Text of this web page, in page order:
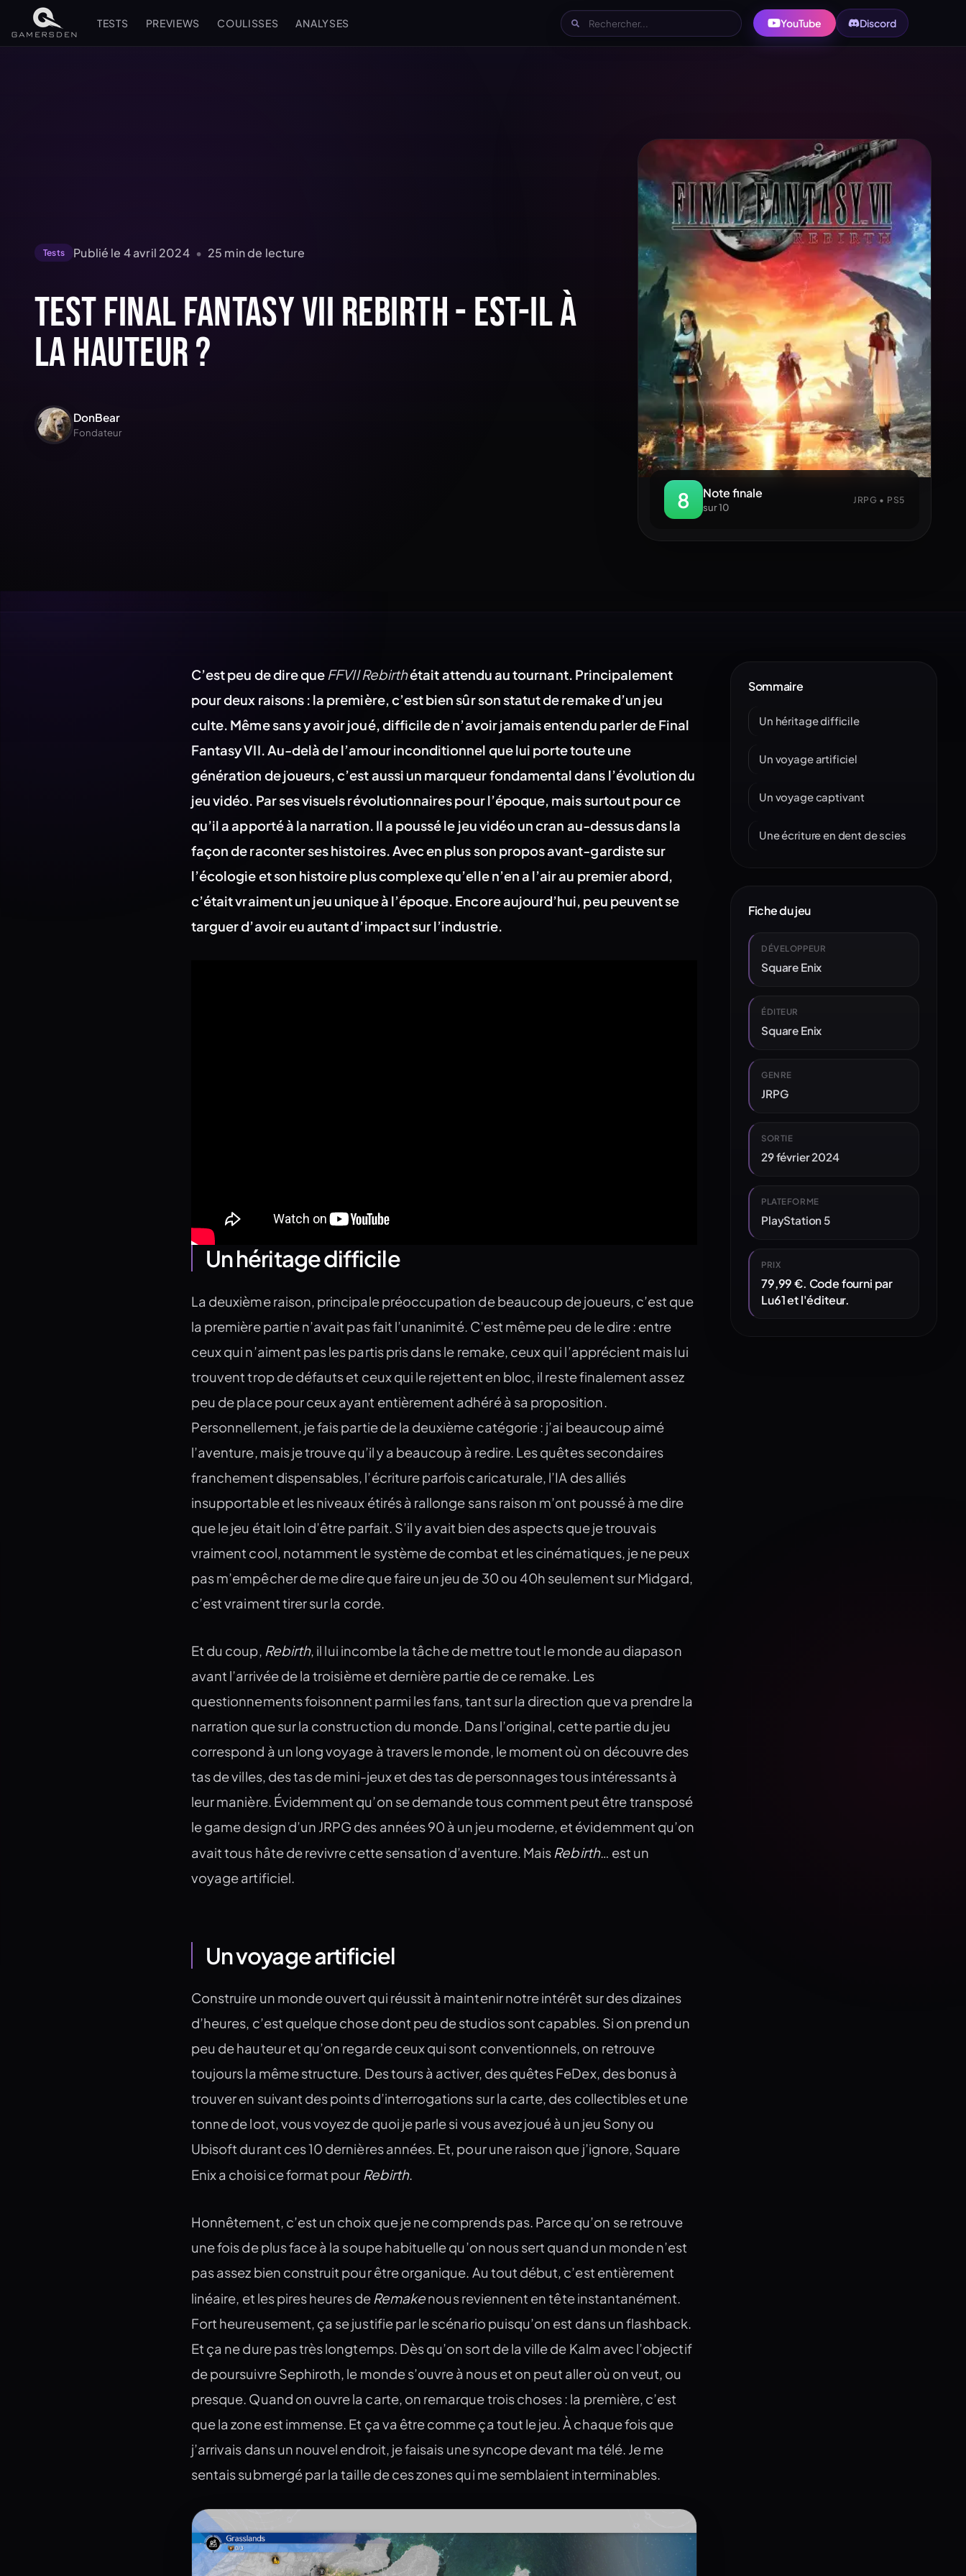
TESTS PREVIEWS COULISSES ANALYSES YouTube Discord
Tests Publié le 4 avril 2024 • 25 min de lecture
Test Final Fantasy VII Rebirth - est-il à
la hauteur ?
DonBear
Fondateur
8 Note finale
sur 10
JRPG • PS5
C’est peu de dire que FFVII Rebirthétait attendu au tournant. Principalement
pour deux raisons : la première, c’est bien sûr son statut de remake d’un jeu
culte. Même sans y avoir joué, difficile de n’avoir jamais entendu parler de Final
Fantasy VII. Au-delà de l’amour inconditionnel que lui porte toute une
génération de joueurs, c’est aussi un marqueur fondamental dans l’évolution du
jeu vidéo. Par ses visuels révolutionnaires pour l’époque, mais surtout pour ce
qu’il a apporté à la narration. Il a poussé le jeu vidéo un cran au-dessus dans la
façon de raconter ses histoires. Avec en plus son propos avant-gardiste sur
l’écologie et son histoire plus complexe qu’elle n’en a l’air au premier abord,
c’était vraiment un jeu unique à l’époque. Encore aujourd’hui, peu peuvent se
targuer d’avoir eu autant d’impact sur l’industrie.
Un héritage difficile
La deuxième raison, principale préoccupation de beaucoup de joueurs, c’est que
la première partie n’avait pas fait l’unanimité. C’est même peu de le dire : entre
ceux qui n’aiment pas les partis pris dans le remake, ceux qui l’apprécient mais lui
trouvent trop de défauts et ceux qui le rejettent en bloc, il reste finalement assez
peu de place pour ceux ayant entièrement adhéré à sa proposition.
Personnellement, je fais partie de la deuxième catégorie : j’ai beaucoup aimé
l’aventure, mais je trouve qu’il y a beaucoup à redire. Les quêtes secondaires
franchement dispensables, l’écriture parfois caricaturale, l’IA des alliés
insupportable et les niveaux étirés à rallonge sans raison m’ont poussé à me dire
que le jeu était loin d’être parfait. S’il y avait bien des aspects que je trouvais
vraiment cool, notamment le système de combat et les cinématiques, je ne peux
pas m’empêcher de me dire que faire un jeu de 30 ou 40h seulement sur Midgard,
c’est vraiment tirer sur la corde.
Et du coup, Rebirth, il lui incombe la tâche de mettre tout le monde au diapason
avant l’arrivée de la troisième et dernière partie de ce remake. Les
questionnements foisonnent parmi les fans, tant sur la direction que va prendre la
narration que sur la construction du monde. Dans l’original, cette partie du jeu
correspond à un long voyage à travers le monde, le moment où on découvre des
tas de villes, des tas de mini-jeux et des tas de personnages tous intéressants à
leur manière. Évidemment qu’on se demande tous comment peut être transposé
le game design d’un JRPG des années 90 à un jeu moderne, et évidemment qu’on
avait tous hâte de revivre cette sensation d’aventure. Mais Rebirth… est un
voyage artificiel.
Un voyage artificiel
Construire un monde ouvert qui réussit à maintenir notre intérêt sur des dizaines
d’heures, c’est quelque chose dont peu de studios sont capables. Si on prend un
peu de hauteur et qu’on regarde ceux qui sont conventionnels, on retrouve
toujours la même structure. Des tours à activer, des quêtes FeDex, des bonus à
trouver en suivant des points d’interrogations sur la carte, des collectibles et une
tonne de loot, vous voyez de quoi je parle si vous avez joué à un jeu Sony ou
Ubisoft durant ces 10 dernières années. Et, pour une raison que j’ignore, Square
Enix a choisi ce format pour Rebirth.
Honnêtement, c’est un choix que je ne comprends pas. Parce qu’on se retrouve
une fois de plus face à la soupe habituelle qu’on nous sert quand un monde n’est
pas assez bien construit pour être organique. Au tout début, c’est entièrement
linéaire, et les pires heures de Remakenous reviennent en tête instantanément.
Fort heureusement, ça se justifie par le scénario puisqu’on est dans un flashback.
Et ça ne dure pas très longtemps. Dès qu’on sort de la ville de Kalm avec l’objectif
de poursuivre Sephiroth, le monde s’ouvre à nous et on peut aller où on veut, ou
presque. Quand on ouvre la carte, on remarque trois choses : la première, c’est
que la zone est immense. Et ça va être comme ça tout le jeu. À chaque fois que
j’arrivais dans un nouvel endroit, je faisais une syncope devant ma télé. Je me
sentais submergé par la taille de ces zones qui me semblaient interminables.
Sommaire
Un héritage difficile
Un voyage artificiel
Un voyage captivant
Une écriture en dent de scies
Fiche du jeu
DÉVELOPPEUR
Square Enix
ÉDITEUR
Square Enix
GENRE
JRPG
SORTIE
29 février 2024
PLATEFORME
PlayStation 5
PRIX
79,99 €. Code fourni par
Lu61 et l'éditeur.